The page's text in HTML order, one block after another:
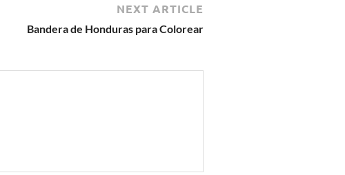
NEXT ARTICLE
Bandera de Honduras para Colorear